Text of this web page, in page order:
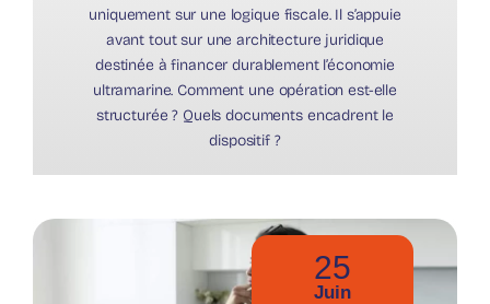
uniquement sur une logique fiscale. Il s’appuie
avant tout sur une architecture juridique
destinée à financer durablement l’économie
ultramarine. Comment une opération est-elle
structurée ? Quels documents encadrent le
dispositif ?
25
Juin